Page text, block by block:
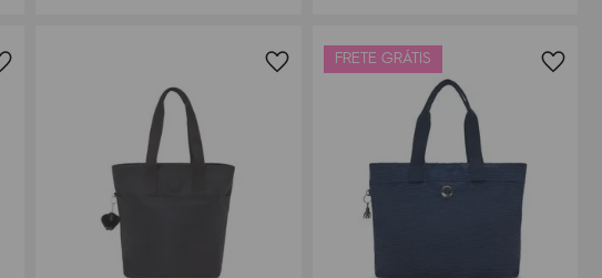
FRETE GRÁTIS